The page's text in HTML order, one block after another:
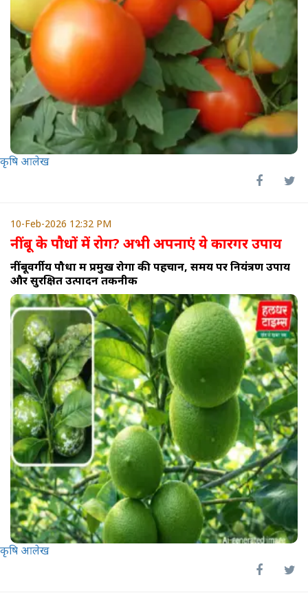
कृषि आलेख
10-Feb-2026 12:32 PM
नींबू के पौधोंमें रोग? अभी अपनाएं ये कारगर उपाय
नींबूवर्गीय पौधों में प्रमुख रोगों की पहचान, समय पर नियंत्रण उपाय
और सुरक्षित उत्पादन तकनीक
कृषि आलेख